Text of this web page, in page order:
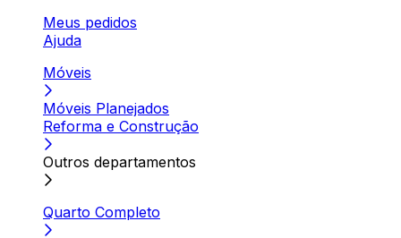
Meus pedidos
Ajuda
Móveis
Móveis Planejados
Reforma e Construção
Outros departamentos
Quarto Completo